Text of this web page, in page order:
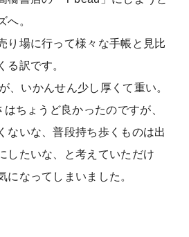
へ。
り場に行って様々な手帳と見比
る訳です。
、いかんせん少し厚くて重い。
ちょうど良かったのですが、
ないな、普段持ち歩くものは出
したいな、と考えていただけ
になってしまいました。